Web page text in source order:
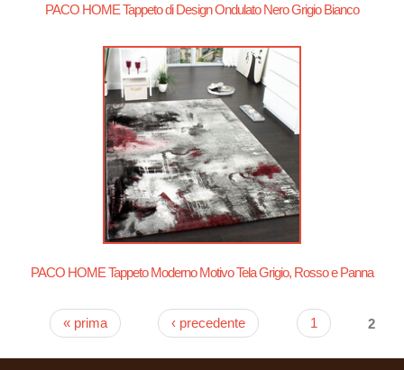
PACO HOME Tappeto di Design Ondulato Nero Grigio Bianco
PACO HOME Tappeto Moderno Motivo Tela Grigio, Rosso e Panna
Pagine
« prima ‹ precedente 1 2